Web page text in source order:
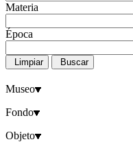
Materia
Época
Limpiar Buscar
Museo
Fondo
Objeto